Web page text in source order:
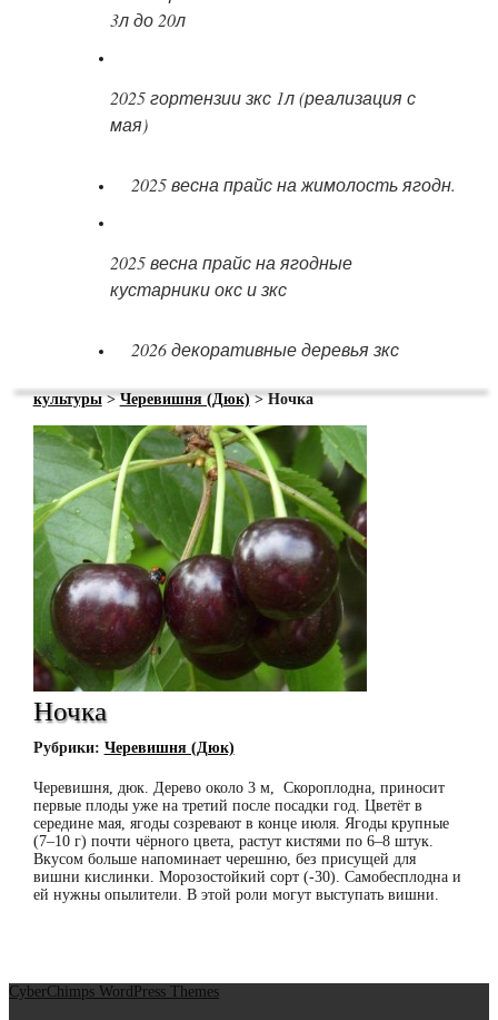
3л до 20л
2025 гортензии зкс 1л (реализация с
мая)
2025 весна прайс на жимолость ягодн.
2025 весна прайс на ягодные
кустарники окс и зкс
2026 декоративные деревья зкс
культуры>Черевишня (Дюк)> Ночка
Ночка
Рубрики: Черевишня (Дюк)
Черевишня, дюк. Дерево около 3 м, Скороплодна, приносит
первые плоды уже на третий после посадки год. Цветёт в
середине мая, ягоды созревают в конце июля. Ягоды крупные
(7–10 г) почти чёрного цвета, растут кистями по 6–8 штук.
Вкусом больше напоминает черешню, без присущей для
вишни кислинки. Морозостойкий сорт (-30). Самобесплодна и
ей нужны опылители. В этой роли могут выступать вишни.
CyberChimps WordPress Themes